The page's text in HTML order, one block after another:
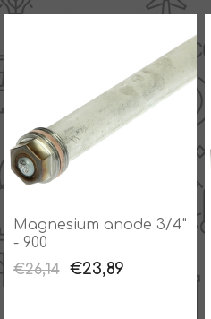
Magnesium anode 3/4"
- 900
€26,14
€23,89